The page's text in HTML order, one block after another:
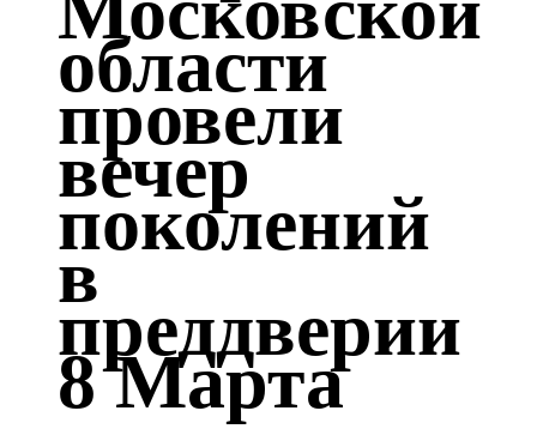
Казан
91,5 FM
Кайбыч
106,1 FM
Кама тамагы
71,51 FM
Кукмара
107,9 FM
области
провели
вечер
поколений
в
преддверии
8 Марта